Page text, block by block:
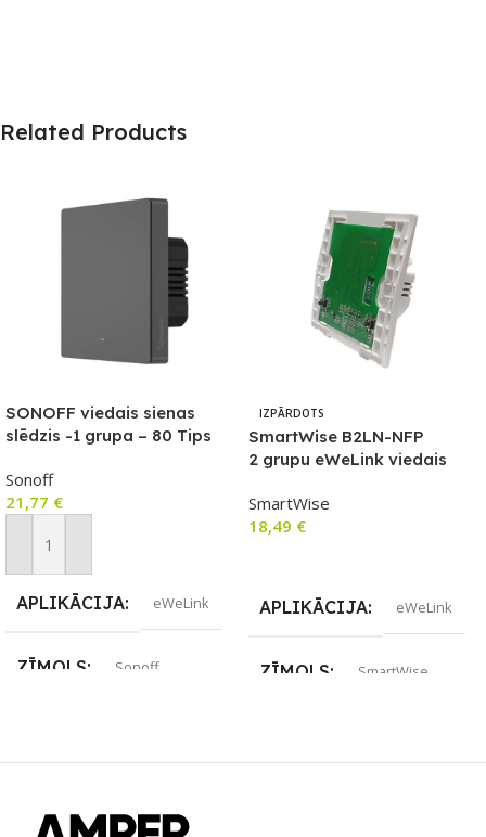
Related Products
SONOFF viedais sienas
slēdzis -1 grupa – 80 Tips
Sonoff
21,77 €
Pievienot Grozam
APLIKĀCIJA eWeLink
ZĪMOLS Sonoff
IZPĀRDOTS
SmartWise B2LN-NFP
2 grupu eWeLink viedais
fizisko pogu (bez priekšējā
paneļa)
SmartWise
18,49 €
APLIKĀCIJA eWeLink
ZĪMOLS SmartWise